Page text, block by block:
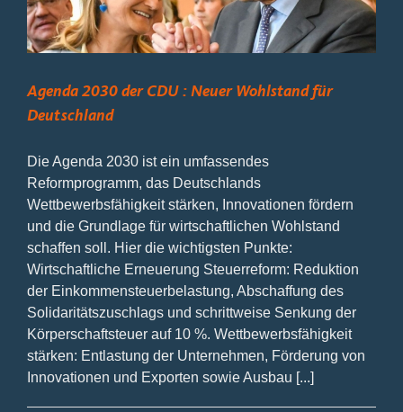
Agenda 2030 der CDU : Neuer Wohlstand für
Deutschland
Die Agenda 2030 ist ein umfassendes
Reformprogramm, das Deutschlands
Wettbewerbsfähigkeit stärken, Innovationen fördern
und die Grundlage für wirtschaftlichen Wohlstand
schaffen soll. Hier die wichtigsten Punkte:
Wirtschaftliche Erneuerung Steuerreform: Reduktion
der Einkommensteuerbelastung, Abschaffung des
Solidaritätszuschlags und schrittweise Senkung der
Körperschaftsteuer auf 10 %. Wettbewerbsfähigkeit
stärken: Entlastung der Unternehmen, Förderung von
Innovationen und Exporten sowie Ausbau [...]